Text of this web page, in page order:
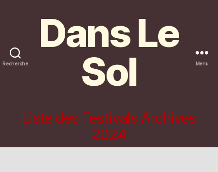
Recherche
Dans Le
Sol
Menu
Liste des Festivals Archives
2024